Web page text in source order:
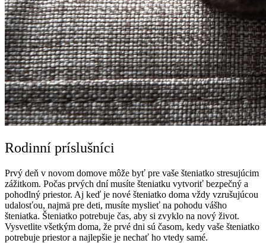
Rodinní príslušníci
Prvý deň v novom domove môže byť pre vaše šteniatko stresujúcim
zážitkom. Počas prvých dní musíte šteniatku vytvoriť bezpečný a
pohodlný priestor. Aj keď je nové šteniatko doma vždy vzrušujúcou
udalosťou, najmä pre deti, musíte myslieť na pohodu vášho
šteniatka. Šteniatko potrebuje čas, aby si zvyklo na nový život.
Vysvetlite všetkým doma, že prvé dni sú časom, kedy vaše šteniatko
potrebuje priestor a najlepšie je nechať ho vtedy samé.